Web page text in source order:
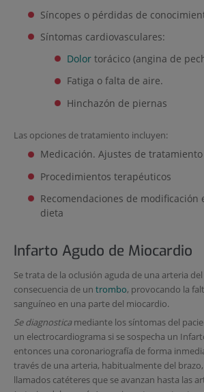
Síncopes o pérdidas de
Síntomas cardiovasculares:
Dolortorácico (angina de
Fatiga o falta de aire.
Hinchazón de piernas
Las opciones de tratamiento incluyen:
Medicación. Ajustes de tratamiento
Procedimientos terapéuticos
Recomendaciones de modificación
dieta
Infarto Agudo de Miocardio
Se trata de la oclusión aguda de una arteria
consecuencia de un trombo, provocando la
sanguíneo en una parte del miocardio.
Se diagnosticamediante los síntomas del
un electrocardiograma si se sospecha un
entonces una coronariografía de forma
través de una arteria, habitualmente del
llamados catéteres que se avanzan hasta las